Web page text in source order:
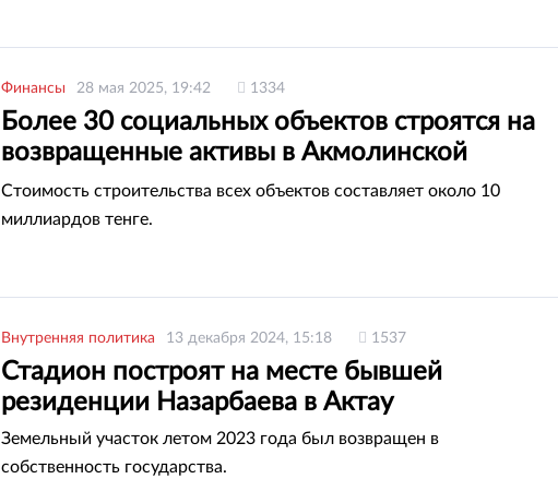
Финансы 28 мая 2025, 19:42 1334
Более 30 социальных объектов строятся на
возвращенные активы в Акмолинской
области
Стоимость строительства всех объектов составляет около 10
миллиардов тенге.
Внутренняя политика 13 декабря 2024, 15:18 1537
Стадион построят на месте бывшей
резиденции Назарбаева в Актау
Земельный участок летом 2023 года был возвращен в
собственность государства.